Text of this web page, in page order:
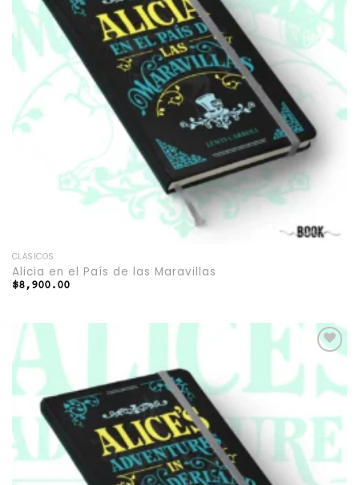
CLÁSICOS
Alicia en el País de las Maravillas
$8,900.00
Add to
wishlist